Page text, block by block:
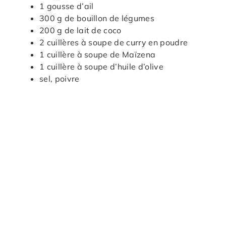
1 gousse d’ail
300 g de bouillon de légumes
200 g de lait de coco
2 cuillères à soupe de curry en poudre
1 cuillère à soupe de Maïzena
1 cuillère à soupe d’huile d’olive
sel, poivre